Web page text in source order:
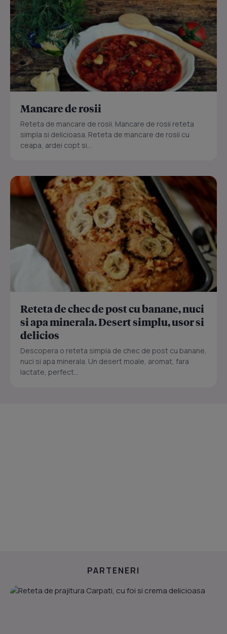
Mancare de rosii
Reteta de mancare de rosii. Mancare de rosii reteta
simpla si delicioasa. Reteta de mancare de rosii cu
ceapa, ardei copt si...
Reteta de chec de post cu banane, nuci
si apa minerala. Desert simplu, usor si
delicios
Descopera o reteta simpla de chec de post cu banane,
nuci si apa minerala. Un desert moale, aromat, fara
lactate, perfect...
PARTENERI